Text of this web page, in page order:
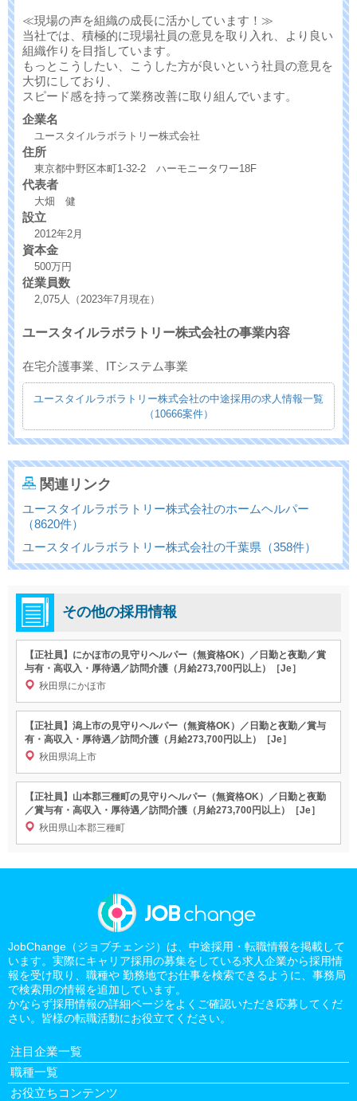
≪現場の声を組織の成長に活かしています！≫
当社では、積極的に現場社員の意見を取り入れ、より良い
組織作りを目指しています。
もっとこうしたい、こうした方が良いという社員の意見を
大切にしており、
スピード感を持って業務改善に取り組んでいます。
企業名
ユースタイルラボラトリー株式会社
住所
東京都中野区本町1-32-2 ハーモニータワー18F
代表者
大畑 健
設立
2012年2月
資本金
500万円
従業員数
2,075人（2023年7月現在）
ユースタイルラボラトリー株式会社の事業内容
在宅介護事業、ITシステム事業
ユースタイルラボラトリー株式会社の中途採用の求人情報一覧
（10666案件）
関連リンク
ユースタイルラボラトリー株式会社のホームヘルパー
（8620件）
ユースタイルラボラトリー株式会社の千葉県（358件）
その他の採用情報
【正社員】にかほ市の見守りヘルパー（無資格OK）／日勤と夜勤／賞
与有・高収入・厚待遇／訪問介護（月給273,700円以上）［Je］
秋田県にかほ市
【正社員】潟上市の見守りヘルパー（無資格OK）／日勤と夜勤／賞与
有・高収入・厚待遇／訪問介護（月給273,700円以上）［Je］
秋田県潟上市
【正社員】山本郡三種町の見守りヘルパー（無資格OK）／日勤と夜勤
／賞与有・高収入・厚待遇／訪問介護（月給273,700円以上）［Je］
秋田県山本郡三種町
JobChange（ジョブチェンジ）は、中途採用・転職情報を掲載して
います。実際にキャリア採用の募集をしている求人企業から採用情
報を受け取り、職種や 勤務地でお仕事を検索できるように、事務局
で検索用の情報を追加しています。
かならず採用情報の詳細ページをよくご確認いただき応募してくだ
さい。皆様の転職活動にお役立てください。
注目企業一覧
職種一覧
お役立ちコンテンツ